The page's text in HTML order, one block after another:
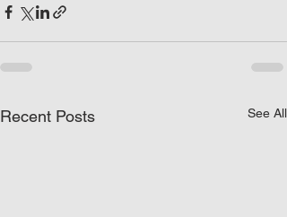
Recent Posts See All